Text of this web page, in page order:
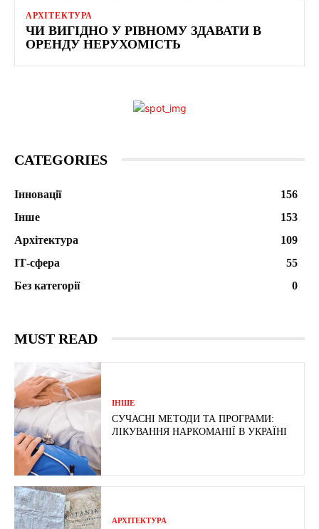
АРХІТЕКТУРА
ЧИ ВИГІДНО У РІВНОМУ ЗДАВАТИ В
ОРЕНДУ НЕРУХОМІСТЬ
CATEGORIES
Інновації
156
Інше
153
Архітектура
109
ІТ-сфера
55
Без категорії
0
MUST READ
ІНШЕ
СУЧАСНІ МЕТОДИ ТА ПРОГРАМИ:
ЛІКУВАННЯ НАРКОМАНІЇ В УКРАЇНІ
АРХІТЕКТУРА